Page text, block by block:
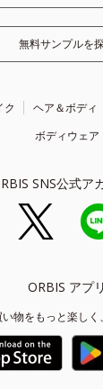
無料サンプルを
ク ヘア＆ボディ
ボディウェア
SNS公式ア
ORBIS アプリ
い物をもっと楽しく